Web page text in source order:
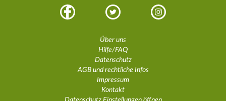
Facebook Twitter Instagram
Über uns
Hilfe/FAQ
Datenschutz
AGB und rechtliche Infos
Impressum
Kontakt